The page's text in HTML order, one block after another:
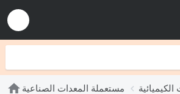
مستعملة المعدات الصناعية